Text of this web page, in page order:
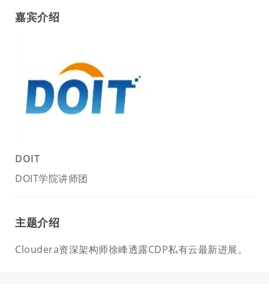
嘉宾介绍
DOIT
DOIT学院讲师团
主题介绍
Cloudera资深架构师徐峰透露CDP私有云最新进展。